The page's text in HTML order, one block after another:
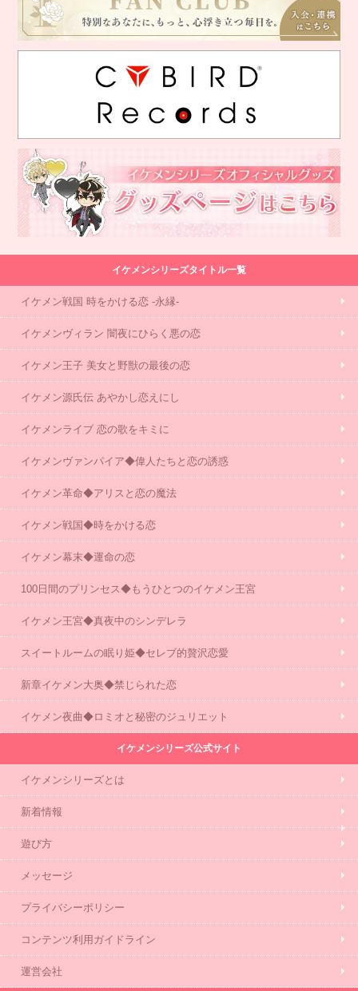
イケメンシリーズタイトル一覧
イケメン戦国 時をかける恋 -永縁-
イケメンヴィラン 闇夜にひらく悪の恋
イケメン王子 美女と野獣の最後の恋
イケメン源氏伝 あやかし恋えにし
イケメンライブ 恋の歌をキミに
イケメンヴァンパイア◆偉人たちと恋の誘惑
イケメン革命◆アリスと恋の魔法
イケメン戦国◆時をかける恋
イケメン幕末◆運命の恋
100日間のプリンセス◆もうひとつのイケメン王宮
イケメン王宮◆真夜中のシンデレラ
スイートルームの眠り姫◆セレブ的贅沢恋愛
新章イケメン大奥◆禁じられた恋
イケメン夜曲◆ロミオと秘密のジュリエット
イケメンシリーズ公式サイト
イケメンシリーズとは
新着情報
遊び方
メッセージ
プライバシーポリシー
コンテンツ利用ガイドライン
運営会社